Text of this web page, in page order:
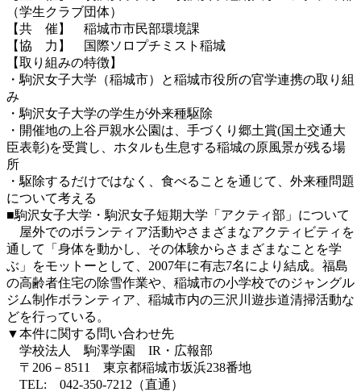
（学生クラブ団体）
【共 催】 稲城市市民部環境課
【協 力】 国際ソロプチミスト稲城
【取り組みの特徴】
・駒沢女子大学（稲城市）と稲城市役所の官学連携の取り組
み
・駒沢女子大学の学生が外来種駆除
・開催地の上谷戸親水公園は、手づくり郷土賞(国土交通大
臣表彰)を受賞し、ホタルも生息する稲城の原風景が残る場
所
・駆除するだけではなく、食べることを通じて、外来種問題
について考える
■駒沢女子大学・駒沢女子短期大学「アクティ部」について
屋外でのボランティア活動やさまざまなアクティビティを
通して「身体を動かし、その体験からさまざまなことを学
ぶ」をモットーとして、2007年に有志7名により結成。福島
の高齢者住宅の除雪作業や、稲城市の小学校でのジャングル
ジム制作ボランティア、稲城市内の三沢川遊歩道清掃活動な
どを行っている。
▼本件に関する問い合わせ先
学校法人 駒澤学園 IR・広報部
〒206－8511 東京都稲城市坂浜238番地
TEL: 042-350-7212（直通）